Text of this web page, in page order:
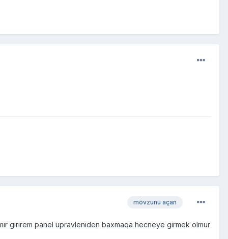
mövzunu açan
girirem panel upravleniden baxmaqa hecneye girmek olmur